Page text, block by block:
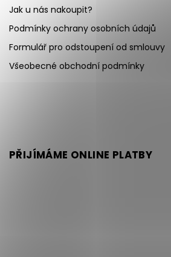
Jak u nás nakoupit?
Podmínky ochrany osobních údajů
Formulář pro odstoupení od smlouvy
Všeobecné obchodní podmínky
PŘIJÍMÁME ONLINE PLATBY